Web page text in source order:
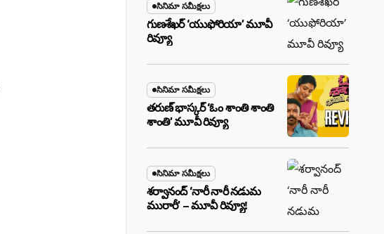
సినిమా సమీక్షలు
గుణశేఖర్ ‘యుఫోరియా’ మూవీ
రివ్యూ
సినిమా సమీక్షలు
తరుణ్ భాస్కర్ ‘ఓం శాంతి శాంతి
శాంతి’ మూవీ రివ్యూ
సినిమా సమీక్షలు
శర్వానంద్ ‘నారీ నారీ నడుమ
మురారీ’ – మూవీ రివ్యూ!